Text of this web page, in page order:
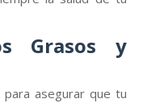
Grasos y
asegurar que tu